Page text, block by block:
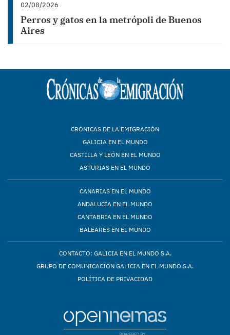
02/08/2026
Perros y gatos en la metrópoli de Buenos
Aires
CRÓNICAS DE LA EMIGRACIÓN
GALICIA EN EL MUNDO
CASTILLA Y LEÓN EN EL MUNDO
ASTURIAS EN EL MUNDO
CANARIAS EN EL MUNDO
ANDALUCÍA EN EL MUNDO
CANTABRIA EN EL MUNDO
BALEARES EN EL MUNDO
CONTACTO: GALICIA EN EL MUNDO S.A.
GRUPO DE COMUNICACIÓN GALICIA EN EL MUNDO S.A.
POLÍTICA DE PRIVACIDAD